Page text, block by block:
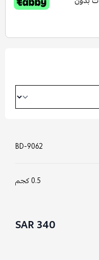
BD-9062
0.5 كجم
340 SAR